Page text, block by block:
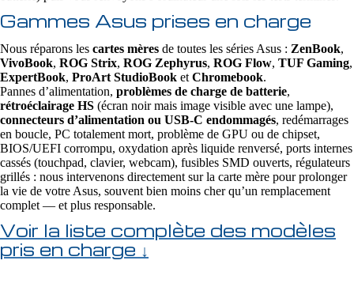
Gammes Asus prises en charge
Nous réparons les cartes mères de toutes les séries Asus : ZenBook,
VivoBook, ROG Strix, ROG Zephyrus, ROG Flow, TUF Gaming,
ExpertBook, ProArt StudioBook et Chromebook.
Pannes d’alimentation, problèmes de charge de batterie,
rétroéclairage HS (écran noir mais image visible avec une lampe),
connecteurs d’alimentation ou USB‑C endommagés, redémarrages
en boucle, PC totalement mort, problème de GPU ou de chipset,
BIOS/UEFI corrompu, oxydation après liquide renversé, ports internes
cassés (touchpad, clavier, webcam), fusibles SMD ouverts, régulateurs
grillés : nous intervenons directement sur la carte mère pour prolonger
la vie de votre Asus, souvent bien moins cher qu’un remplacement
complet — et plus responsable.
Voir la liste complète des modèles
pris en charge ↓